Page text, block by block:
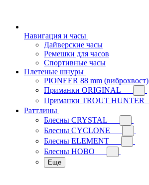
Навигация и часы
Дайверские часы
Ремешки для часов
Спортивные часы
Плетеные шнуры
PIONEER 88 mm (виброхвост)
Приманки ORIGINAL
Приманки TROUT HUNTER
Раттлины
Блесны CRYSTAL
Блесны CYCLONE
Блесны ELEMENT
Блесны HOBO
Еще